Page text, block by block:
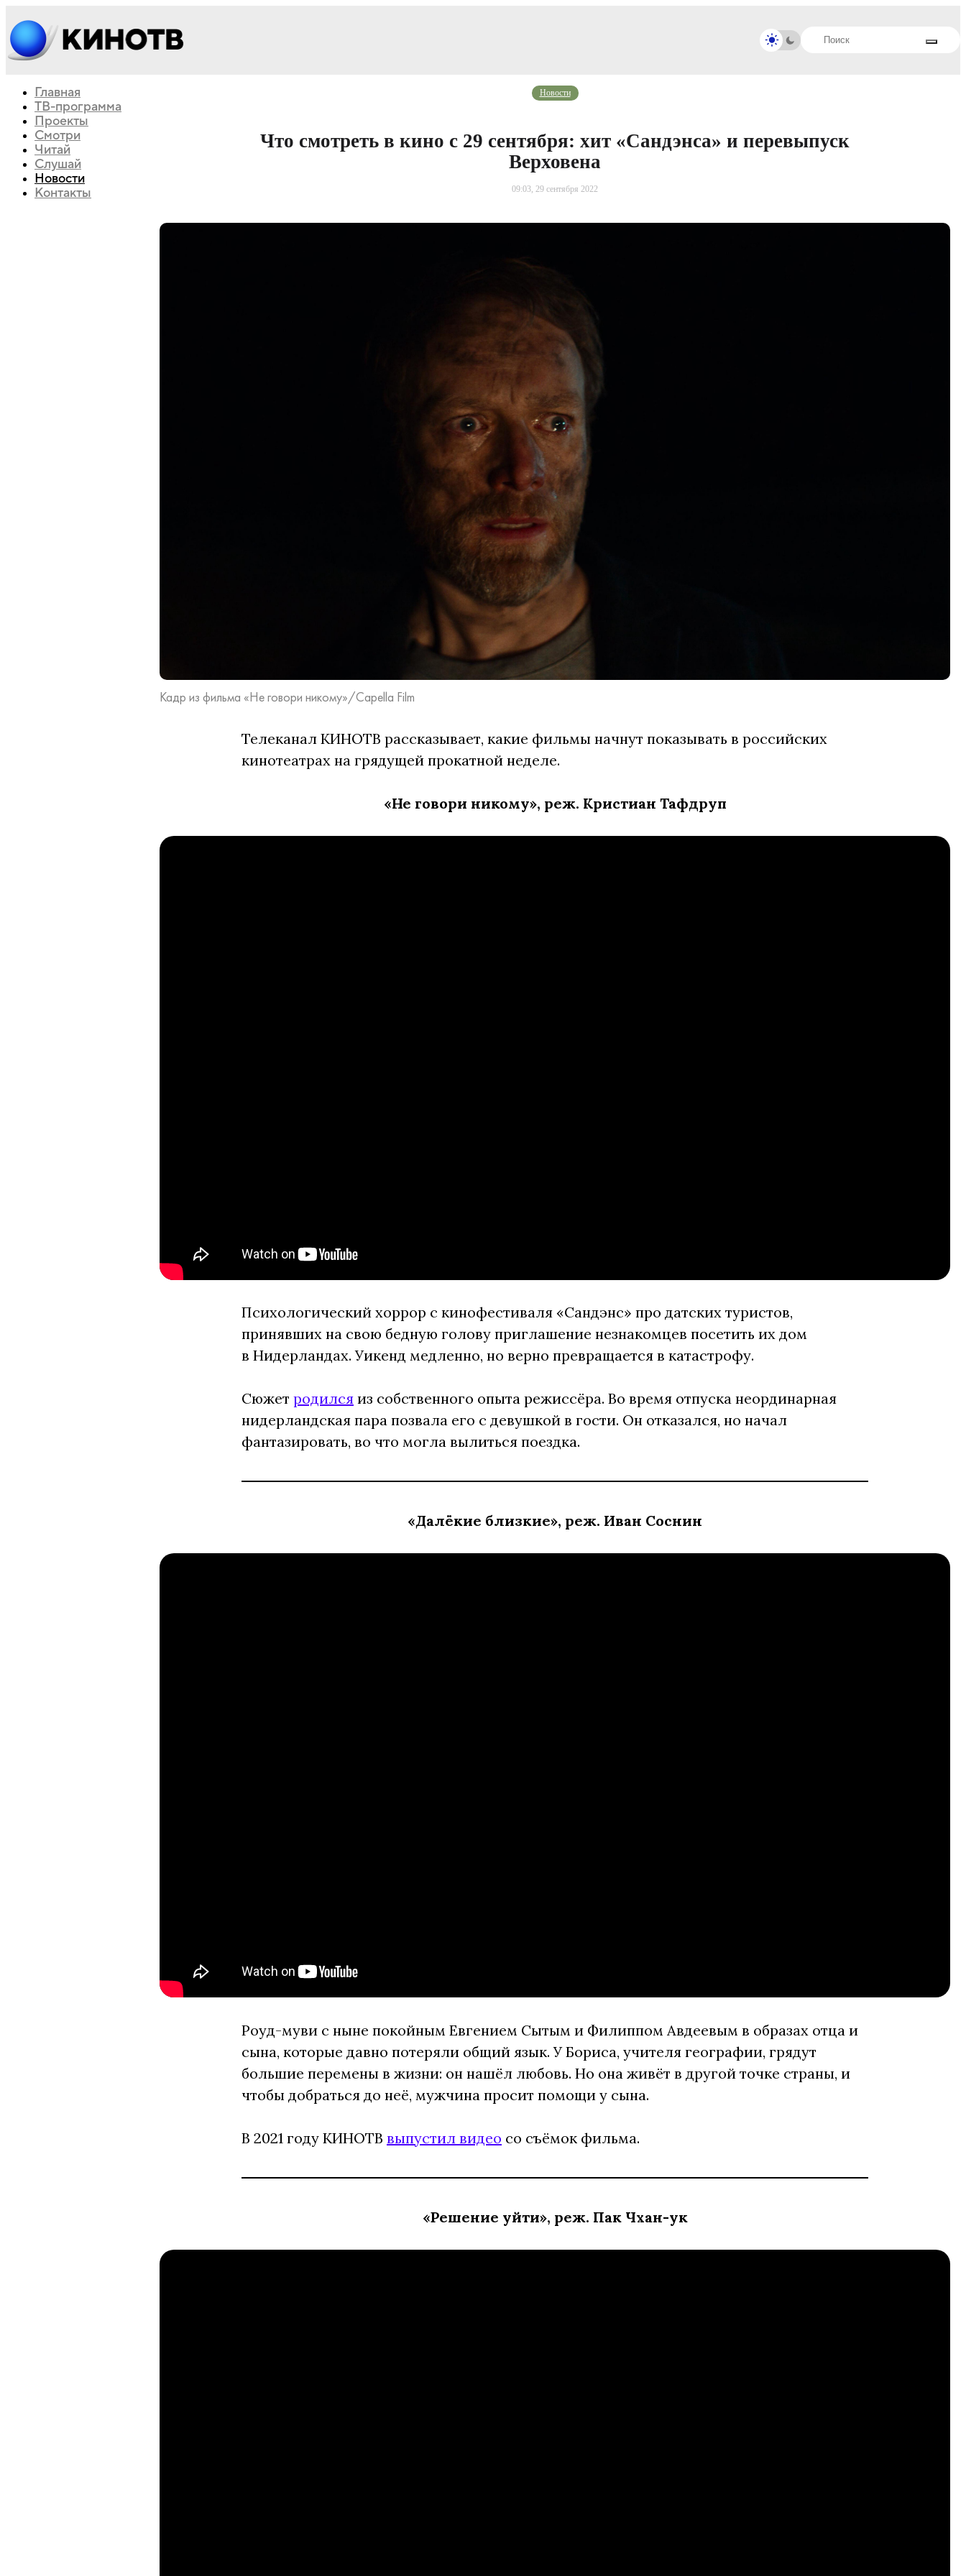
Главная
ТВ-программа
Проекты
Смотри
Читай
Слушай
Новости
Контакты
Новости
Что смотреть в кино с 29 сентября: хит «Сандэнса» и перевыпуск
Верховена
09:03, 29 сентября 2022
Кадр из фильма «Не говори никому»/Capella Film
Телеканал КИНОТВ рассказывает, какие фильмы начнут показывать в российских
кинотеатрах на грядущей прокатной неделе.
«Не говори никому», реж. Кристиан Тафдруп
Психологический хоррор с кинофестиваля «Сандэнс» про датских туристов,
принявших на свою бедную голову приглашение незнакомцев посетить их дом
в Нидерландах. Уикенд медленно, но верно превращается в катастрофу.
Сюжет родился из собственного опыта режиссёра. Во время отпуска неординарная
нидерландская пара позвала его с девушкой в гости. Он отказался, но начал
фантазировать, во что могла вылиться поездка.
«Далёкие близкие», реж. Иван Соснин
Роуд-муви с ныне покойным Евгением Сытым и Филиппом Авдеевым в образах отца и
сына, которые давно потеряли общий язык. У Бориса, учителя географии, грядут
большие перемены в жизни: он нашёл любовь. Но она живёт в другой точке страны, и
чтобы добраться до неё, мужчина просит помощи у сына.
В 2021 году КИНОТВ выпустил видео со съёмок фильма.
«Решение уйти», реж. Пак Чхан-ук